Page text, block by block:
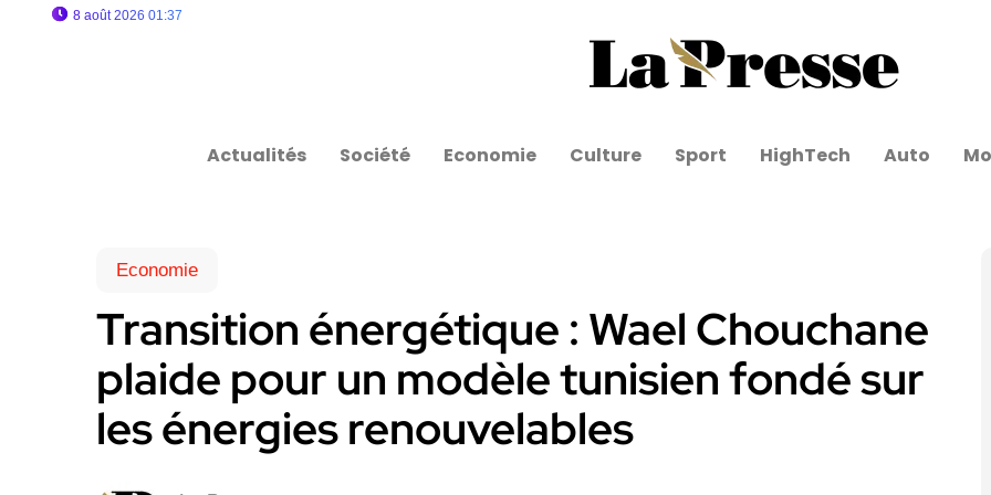
8 août 2026 01:37
Actualités Société Economie Culture Sport HighTech Auto
Economie
Transition énergétique : Wael Chouchane
plaide pour un modèle tunisien fondé sur
les énergies renouvelables